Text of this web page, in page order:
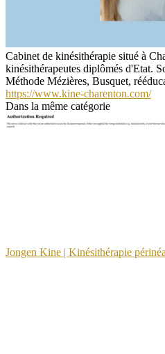
Cabinet de kinésithérapie situé à
kinésithérapeutes diplômés d'Etat.
Méthode Mézières, Busquet,
https://www.kine-charenton.com/
Dans la même catégorie
Jongen Kine | Kinésithéra­pie